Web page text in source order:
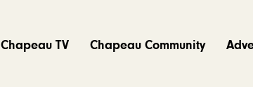
Chapeau TV Chapeau Community